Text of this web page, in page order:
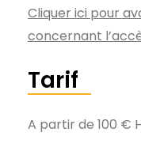
Cliquer ici pour
concernant
Tarif
A partir de 100 €